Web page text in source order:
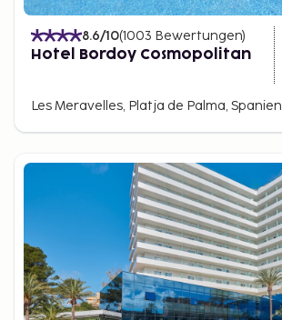
8.6/10(1003 Bewertungen)
Hotel Bordoy Cosmopolitan
Les Meravelles, Platja de Palma, Spanien